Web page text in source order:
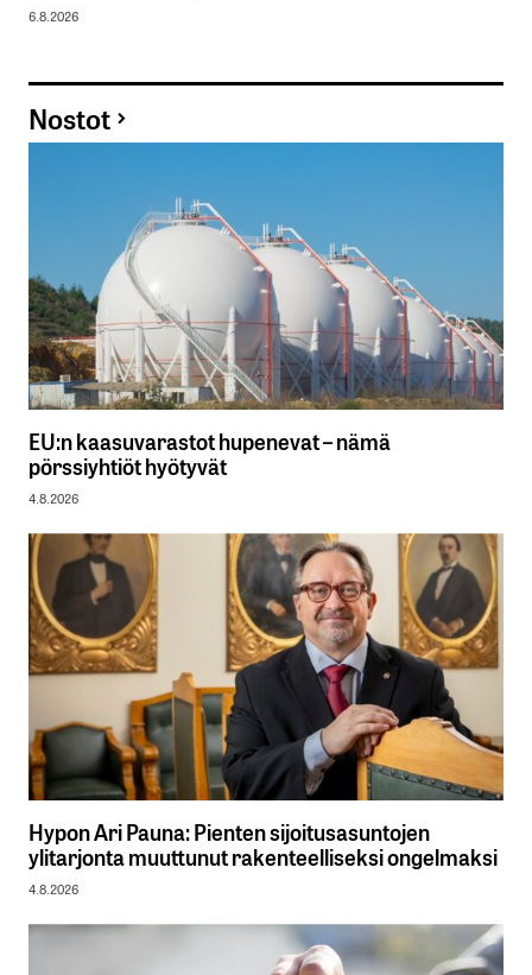
6.8.2026
Nostot
EU:n kaasuvarastot hupenevat – nämä
pörssiyhtiöt hyötyvät
4.8.2026
Hypon Ari Pauna: Pienten sijoitusasuntojen
ylitarjonta muuttunut rakenteelliseksi ongelmaksi
4.8.2026